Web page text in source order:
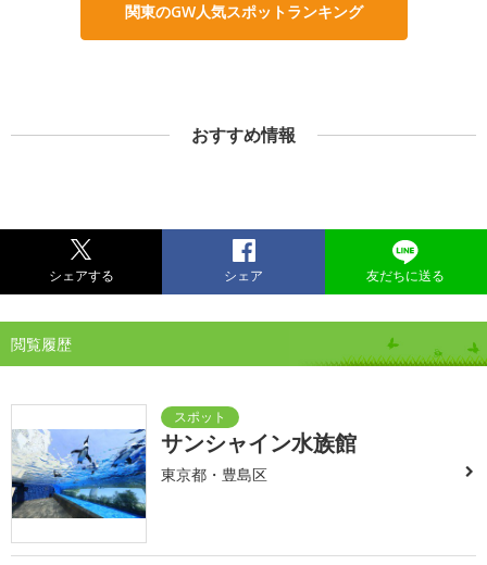
関東のGW人気スポットランキング
おすすめ情報
シェアする シェア 友だちに送る
閲覧履歴
サンシャイン水族館
東京都・豊島区